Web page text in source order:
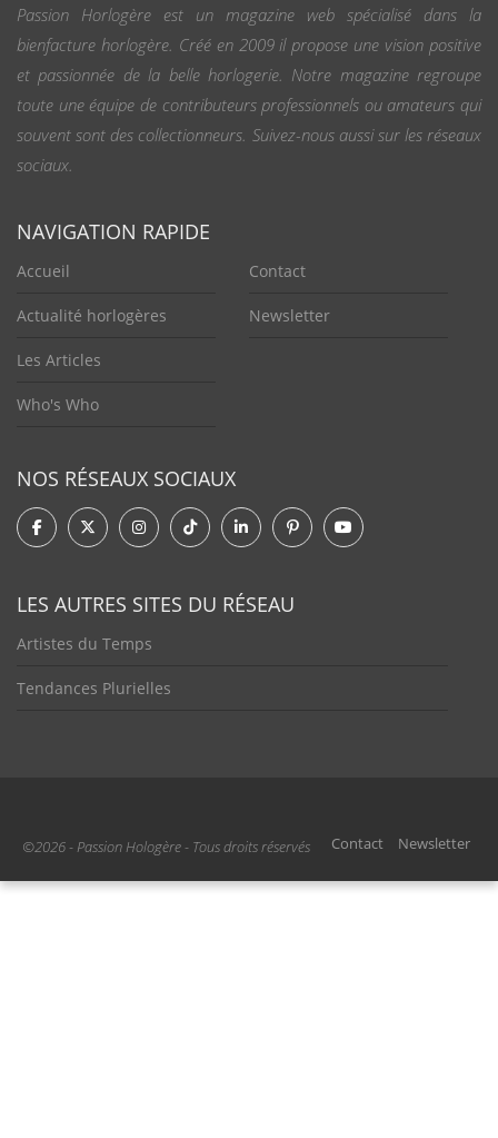
Passion Horlogère est un magazine web spécialisé dans la
bienfacture horlogère. Créé en 2009 il propose une vision positive
et passionnée de la belle horlogerie. Notre magazine regroupe
toute une équipe de contributeurs professionnels ou amateurs qui
souvent sont des collectionneurs. Suivez-nous aussi sur les réseaux
sociaux.
NAVIGATION RAPIDE
Accueil
Actualité horlogères
Les Articles
Who's Who
Contact
Newsletter
NOS RÉSEAUX SOCIAUX
LES AUTRES SITES DU RÉSEAU
Artistes du Temps
Tendances Plurielles
©2026 - Passion Hologère - Tous droits réservés Contact Newsletter